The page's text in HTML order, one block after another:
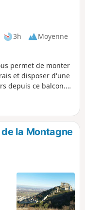
3h
Moyenne
permet de monter
et disposer d'une
depuis ce balcon.
sur de petites
urbaine est
les vélo, pour une
voitures.
la Montagne